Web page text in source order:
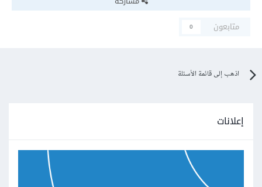
متابعون
0
اذهب إلى قائمة الأسئلة
إعلانات